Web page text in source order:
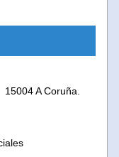
A Coruña.